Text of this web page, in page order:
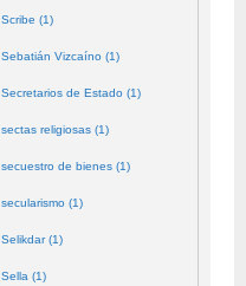
Scribe (1)
Sebatián Vizcaíno (1)
Secretarios de Estado (1)
sectas religiosas (1)
secuestro de bienes (1)
secularismo (1)
Selikdar (1)
Sella (1)